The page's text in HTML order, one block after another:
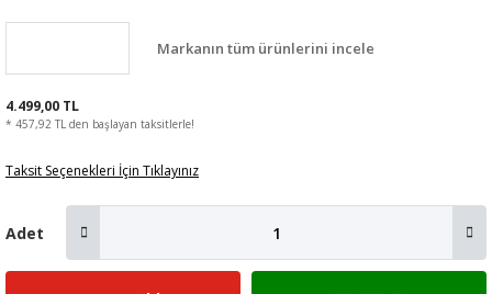
Markanın tüm ürünlerini incele
4.499,00 TL
* 457,92 TL den başlayan taksitlerle!
Taksit Seçenekleri İçin Tıklayınız
Adet